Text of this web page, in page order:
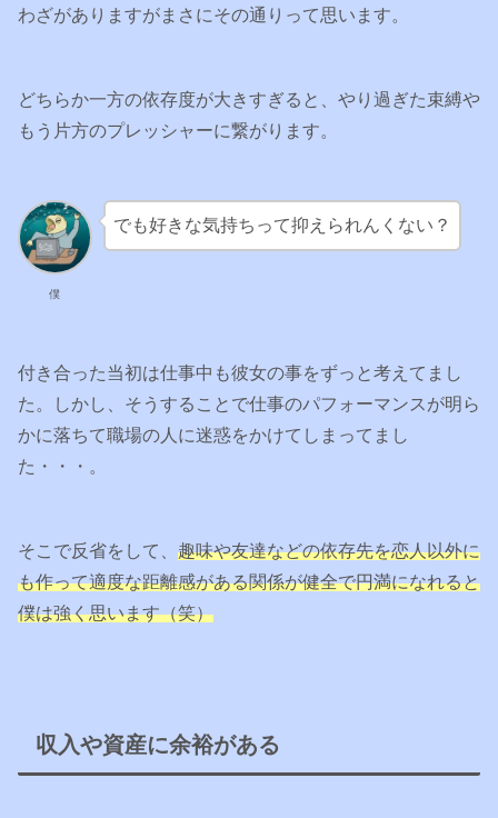
わざがありますがまさにその通りって思います。
どちらか一方の依存度が大きすぎると、やり過ぎた束縛や
もう片方のプレッシャーに繋がります。
僕
でも好きな気持ちって抑えられんくない？
付き合った当初は仕事中も彼女の事をずっと考えてまし
た。しかし、そうすることで仕事のパフォーマンスが明ら
かに落ちて職場の人に迷惑をかけてしまってまし
た・・・。
そこで反省をして、 趣味や友達などの依存先を恋人以外に
も作って適度な距離感がある関係が健全で円満になれると
僕は強く思います（笑）
収入や資産に余裕がある